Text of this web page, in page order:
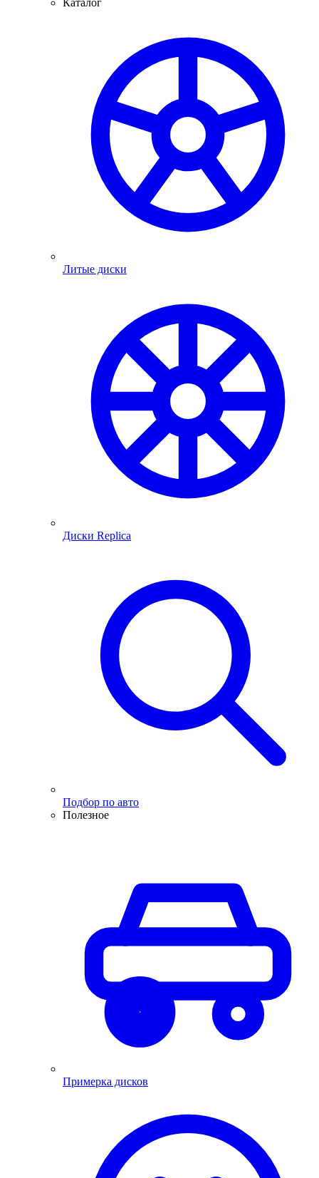
Каталог
Литые диски
Диски Replica
Подбор по авто
Полезное
Примерка дисков